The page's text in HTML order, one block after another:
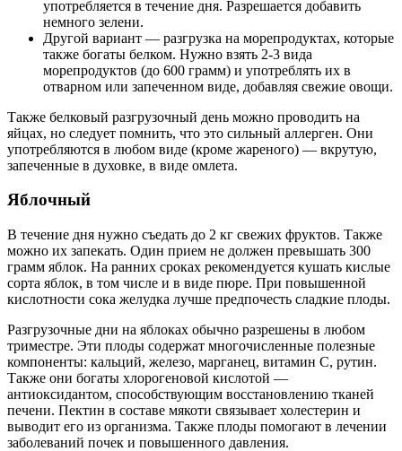
употребляется в течение дня. Разрешается добавить
немного зелени.
Другой вариант — разгрузка на морепродуктах, которые
также богаты белком. Нужно взять 2-3 вида
морепродуктов (до 600 грамм) и употреблять их в
отварном или запеченном виде, добавляя свежие овощи.
Также белковый разгрузочный день можно проводить на
яйцах, но следует помнить, что это сильный аллерген. Они
употребляются в любом виде (кроме жареного) — вкрутую,
запеченные в духовке, в виде омлета.
Яблочный
В течение дня нужно съедать до 2 кг свежих фруктов. Также
можно их запекать. Один прием не должен превышать 300
грамм яблок. На ранних сроках рекомендуется кушать кислые
сорта яблок, в том числе и в виде пюре. При повышенной
кислотности сока желудка лучше предпочесть сладкие плоды.
Разгрузочные дни на яблоках обычно разрешены в любом
триместре. Эти плоды содержат многочисленные полезные
компоненты: кальций, железо, марганец, витамин С, рутин.
Также они богаты хлорогеновой кислотой —
антиоксидантом, способствующим восстановлению тканей
печени. Пектин в составе мякоти связывает холестерин и
выводит его из организма. Также плоды помогают в лечении
заболеваний почек и повышенного давления.